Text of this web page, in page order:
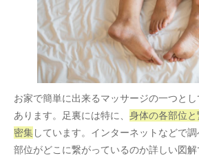
お家で簡単に出来るマッサージの一つと
あります。足裏には特に、 身体の各部位
密集しています。インターネットなどで
部位がどこに繋がっているのか詳しい図